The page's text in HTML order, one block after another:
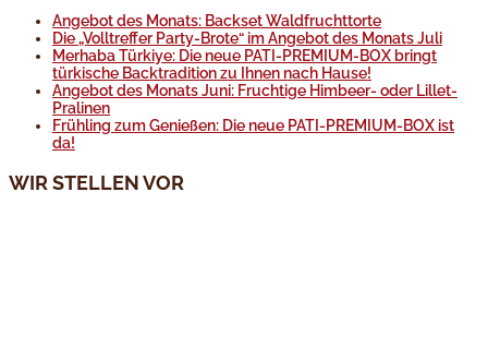
Angebot des Monats: Backset Waldfruchttorte
Die „Volltreffer Party-Brote“ im Angebot des Monats Juli
Merhaba Türkiye: Die neue PATI-PREMIUM-BOX bringt
türkische Backtradition zu Ihnen nach Hause!
Angebot des Monats Juni: Fruchtige Himbeer- oder Lillet-
Pralinen
Frühling zum Genießen: Die neue PATI-PREMIUM-BOX ist
da!
WIR STELLEN VOR